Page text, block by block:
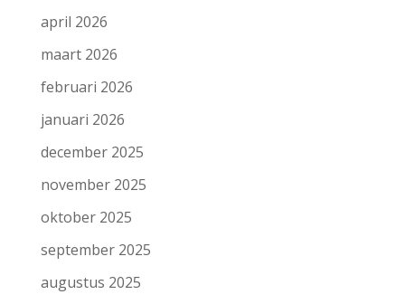
april 2026
maart 2026
februari 2026
januari 2026
december 2025
november 2025
oktober 2025
september 2025
augustus 2025